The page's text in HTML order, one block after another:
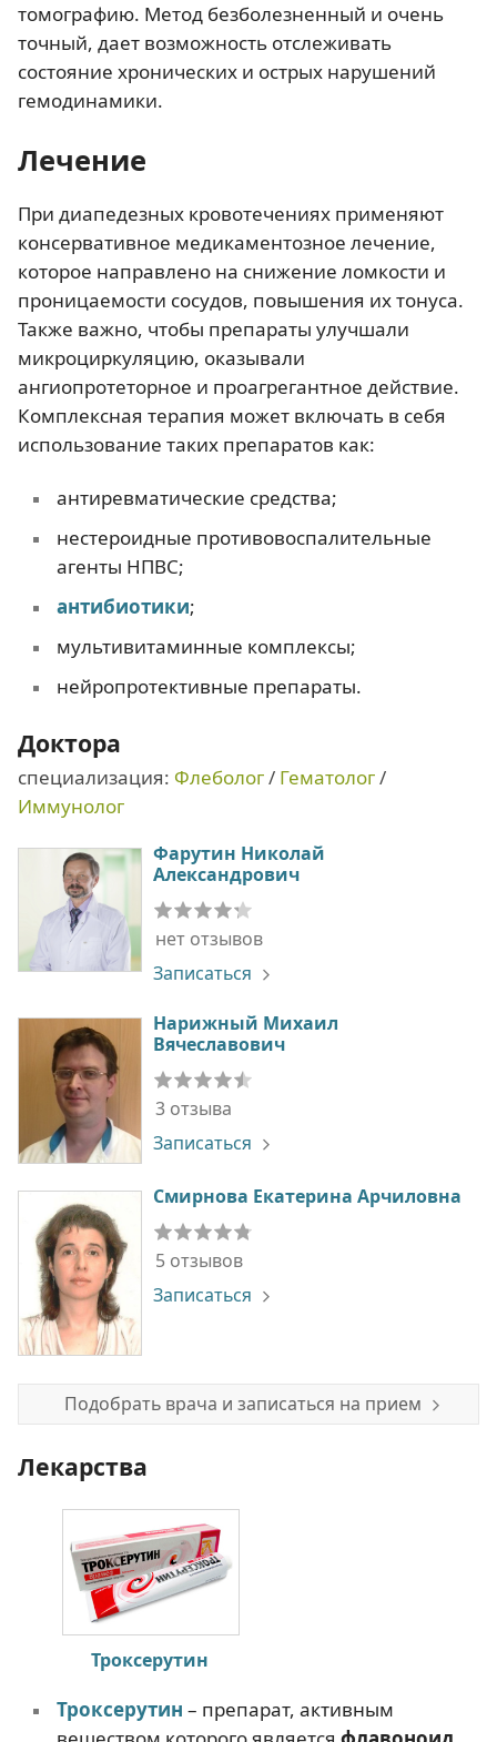
томографию. Метод безболезненный и очень
точный, дает возможность отслеживать
состояние хронических и острых нарушений
гемодинамики.
Лечение
При диапедезных кровотечениях применяют
консервативное медикаментозное лечение,
которое направлено на снижение ломкости и
проницаемости сосудов, повышения их тонуса.
Также важно, чтобы препараты улучшали
микроциркуляцию, оказывали
ангиопротеторное и проагрегантное действие.
Комплексная терапия может включать в себя
использование таких препаратов как:
антиревматические средства;
нестероидные противовоспалительные
агенты НПВС;
антибиотики;
мультивитаминные комплексы;
нейропротективные препараты.
Доктора
специализация: Флеболог/ Гематолог/
Иммунолог
Фарутин Николай
Александрович
нет отзывов
Записаться
Нарижный Михаил
Вячеславович
3 отзыва
Записаться
Смирнова Екатерина Арчиловна
5 отзывов
Записаться
Подобрать врача и записаться на прием
Лекарства
Троксерутин
Троксерутин – препарат, активным